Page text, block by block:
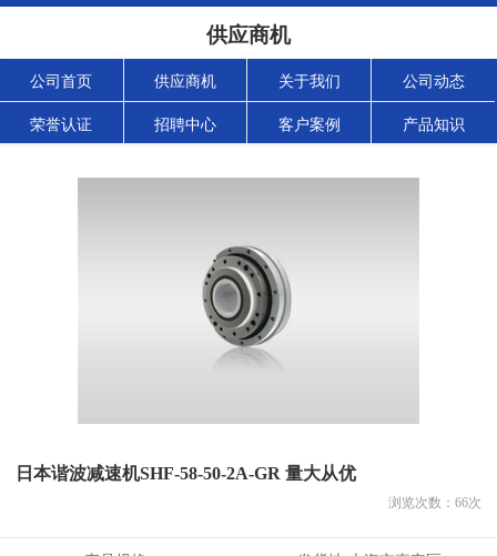
供应商机
公司首页 供应商机 关于我们 公司动态
荣誉认证 招聘中心 客户案例 产品知识
日本谐波减速机SHF-58-50-2A-GR 量大从优
浏览次数： 66次